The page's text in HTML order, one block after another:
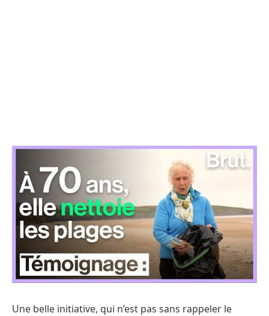
Une belle initiative, qui n’est pas sans rappeler le